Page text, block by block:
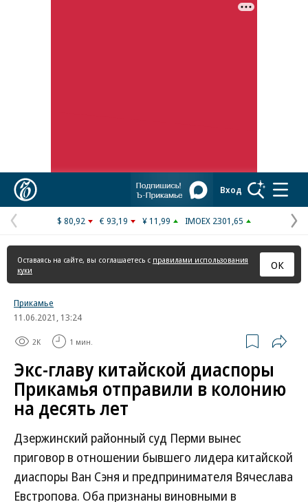
Вход
Предыдущая
страница
$ 80,92 € 93,19 ¥ 11,99 IMOEX 2301,65
Оставаясь на сайте, вы соглашаетесь с правилами использования
куки
ОК
Прикамье
11.06.2021, 13:24
2K 1 мин.
Экс-главу китайской диаспоры
Прикамья отправили в колонию
на десять лет
Дзержинский районный суд Перми вынес
приговор в отношении бывшего лидера китайской
диаспоры Ван Сэня и предпринимателя Вячеслава
Евстропова. Оба признаны виновными в